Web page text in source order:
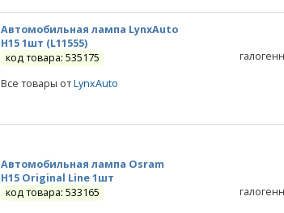
Автомобильная лампа LynxAuto
H15 1шт (L11555)
код товара: 535175
Все товары отLynxAuto
Автомобильная лампа Osram
H15 Original Line 1шт
код товара: 533165